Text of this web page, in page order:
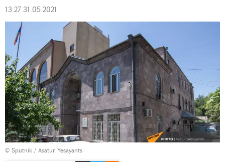
13:27 31.05.2021
© Sputnik / Asatur Yesayants